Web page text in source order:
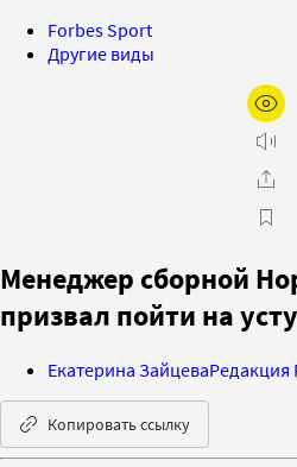
Forbes Sport
Другие виды
Менеджер сборной
призвал пойти на
Екатерина ЗайцеваРедакция
Копировать ссылку